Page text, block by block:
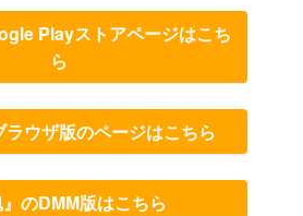
Playストアページはこち
ら
ラウザ版のページはこちら
』のDMM版はこちら